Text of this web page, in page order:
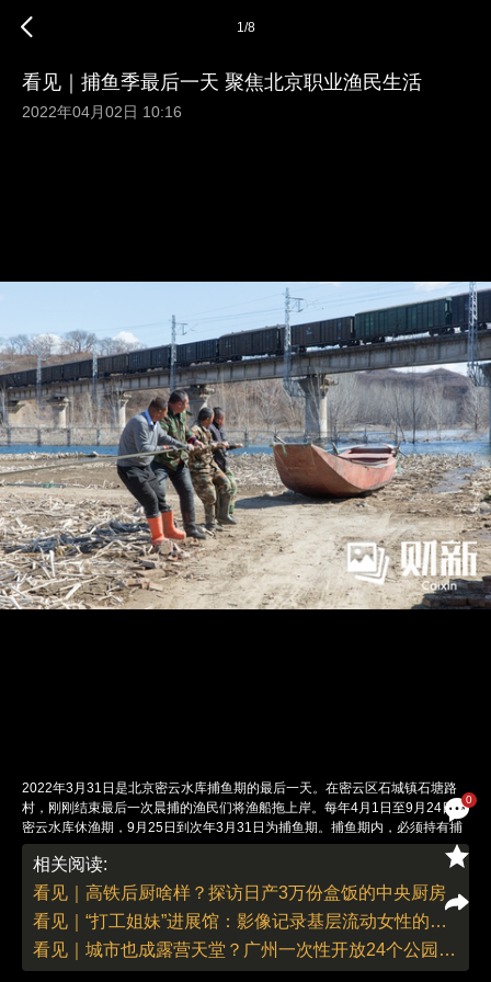
0
1/8
看见｜捕鱼季最后一天 聚焦北京职业渔民生活
2022年04月02日 10:16
2022年3月31日是北京密云水库捕鱼期的最后一天。在密云区石城镇石塘路
村，刚刚结束最后一次晨捕的渔民们将渔船拖上岸。每年4月1日至9月24日为
密云水库休渔期，9月25日到次年3月31日为捕鱼期。捕鱼期内，必须持有捕
鱼许可证的渔民才能进入水库捕鱼作业。图：财新 丁可（实习）
责任编辑：董德 | 版面编辑：邓舒方
相关阅读:
看见｜高铁后厨啥样？探访日产3万份盒饭的中央厨房
看见｜“打工姐妹”进展馆：影像记录基层流动女性的机遇和现实
看见｜城市也成露营天堂？广州一次性开放24个公园绿地帐篷区